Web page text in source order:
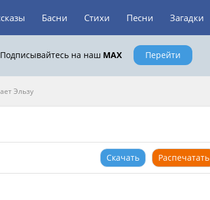
Басни Стихи Песни Загадки
Подписывайтесь на наш MAX Перейти
Эльзу
Скачать Распечатать